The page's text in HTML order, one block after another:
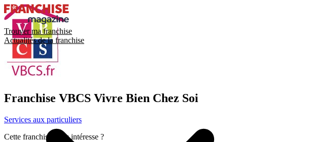
Trouver ma franchise
Actualités de la franchise
Franchise VBCS Vivre Bien Chez Soi
Services aux particuliers
Cette franchise vous intéresse ?